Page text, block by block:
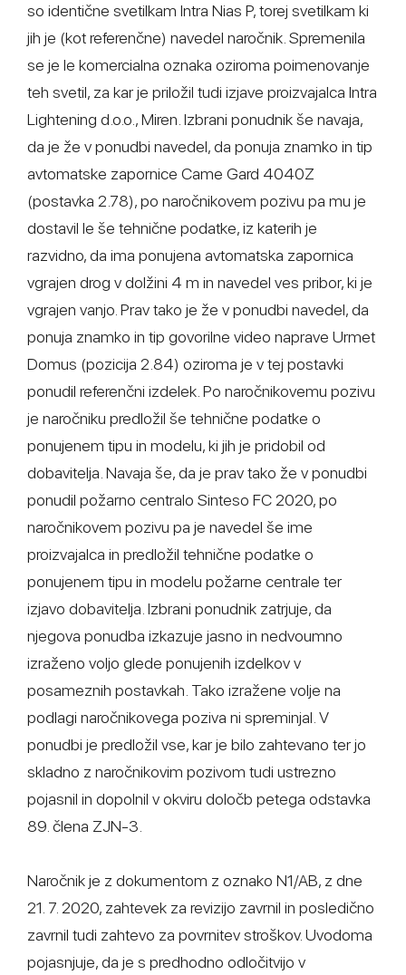
so identične svetilkam Intra Nias P, torej svetilkam ki
jih je (kot referenčne) navedel naročnik. Spremenila
se je le komercialna oznaka oziroma poimenovanje
teh svetil, za kar je priložil tudi izjave proizvajalca Intra
Lightening d.o.o., Miren. Izbrani ponudnik še navaja,
da je že v ponudbi navedel, da ponuja znamko in tip
avtomatske zapornice Came Gard 4040Z
(postavka 2.78), po naročnikovem pozivu pa mu je
dostavil le še tehnične podatke, iz katerih je
razvidno, da ima ponujena avtomatska zapornica
vgrajen drog v dolžini 4 m in navedel ves pribor, ki je
vgrajen vanjo. Prav tako je že v ponudbi navedel, da
ponuja znamko in tip govorilne video naprave Urmet
Domus (pozicija 2.84) oziroma je v tej postavki
ponudil referenčni izdelek. Po naročnikovemu pozivu
je naročniku predložil še tehnične podatke o
ponujenem tipu in modelu, ki jih je pridobil od
dobavitelja. Navaja še, da je prav tako že v ponudbi
ponudil požarno centralo Sinteso FC 2020, po
naročnikovem pozivu pa je navedel še ime
proizvajalca in predložil tehnične podatke o
ponujenem tipu in modelu požarne centrale ter
izjavo dobavitelja. Izbrani ponudnik zatrjuje, da
njegova ponudba izkazuje jasno in nedvoumno
izraženo voljo glede ponujenih izdelkov v
posameznih postavkah. Tako izražene volje na
podlagi naročnikovega poziva ni spreminjal. V
ponudbi je predložil vse, kar je bilo zahtevano ter jo
skladno z naročnikovim pozivom tudi ustrezno
pojasnil in dopolnil v okviru določb petega odstavka
89. člena ZJN-3.
Naročnik je z dokumentom z oznako N1/AB, z dne
21. 7. 2020, zahtevek za revizijo zavrnil in posledično
zavrnil tudi zahtevo za povrnitev stroškov. Uvodoma
pojasnjuje, da je s predhodno odločitvijo v